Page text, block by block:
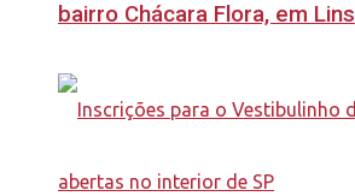
bairro Chácara Flora, em Lins